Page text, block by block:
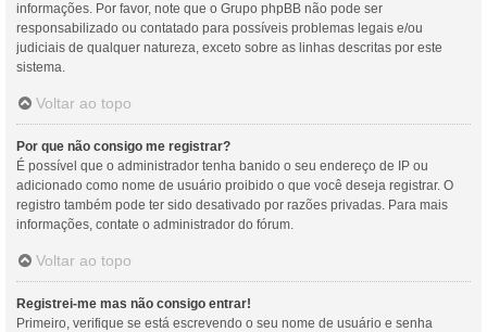
informações. Por favor, note que o Grupo phpBB não pode ser
responsabilizado ou contatado para possíveis problemas legais e/ou
judiciais de qualquer natureza, exceto sobre as linhas descritas por este
sistema.
Voltar ao topo
Por que não consigo me registrar?
É possível que o administrador tenha banido o seu endereço de IP ou
adicionado como nome de usuário proibido o que você deseja registrar. O
registro também pode ter sido desativado por razões privadas. Para mais
informações, contate o administrador do fórum.
Voltar ao topo
Registrei-me mas não consigo entrar!
Primeiro, verifique se está escrevendo o seu nome de usuário e senha